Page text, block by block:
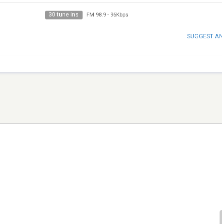
30 tune ins FM 98.9- 96Kbps
SUGGEST